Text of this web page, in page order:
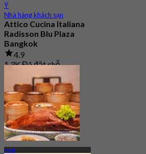
Ý
Nhà hàng khách sạn
Attico Cucina Italiana
Radisson Blu Plaza
Bangkok
4.9
1.3K Đã đặt chỗ
฿ 499
Asok